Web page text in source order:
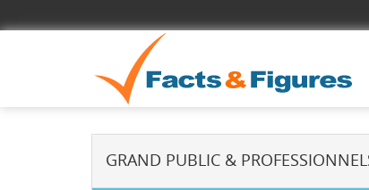
GRAND PUBLIC &